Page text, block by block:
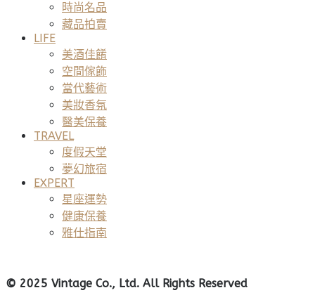
時尚名品
藏品拍賣
LIFE
美酒佳餚
空間傢飾
當代藝術
美妝香氛
醫美保養
TRAVEL
度假天堂
夢幻旅宿
EXPERT
星座運勢
健康保養
雅仕指南
© 2025 Vintage Co., Ltd. All Rights Reserved